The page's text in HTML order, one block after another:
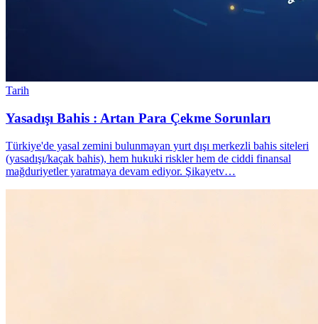
Tarih
Yasadışı Bahis : Artan Para Çekme Sorunları
Türkiye'de yasal zemini bulunmayan yurt dışı merkezli bahis siteleri
(yasadışı/kaçak bahis), hem hukuki riskler hem de ciddi finansal
mağduriyetler yaratmaya devam ediyor. Şikayetv…